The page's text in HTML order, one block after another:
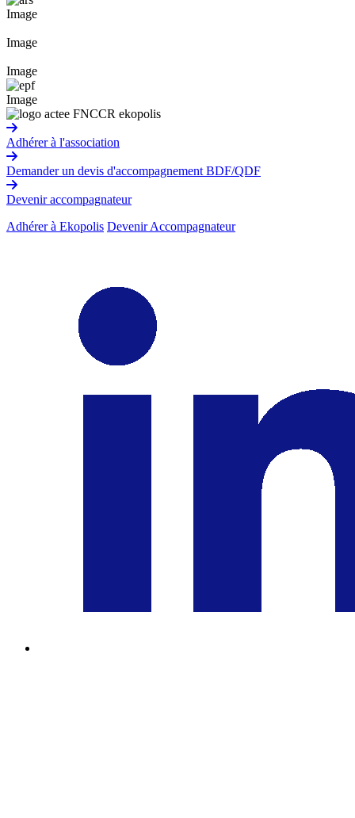
Image
Image
Image
Image
Adhérer à l'association
Demander un devis d'accompagnement BDF/QDF
Devenir accompagnateur
Adhérer à Ekopolis Devenir Accompagnateur